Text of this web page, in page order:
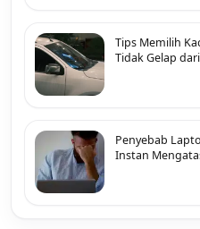
Tips Memilih
Tidak Gelap
Penyebab
Instan